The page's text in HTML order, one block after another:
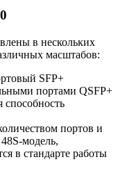
в нескольких
масштабов:
SFP+
портами QSFP+
портов и
модель,
в стандарте работы